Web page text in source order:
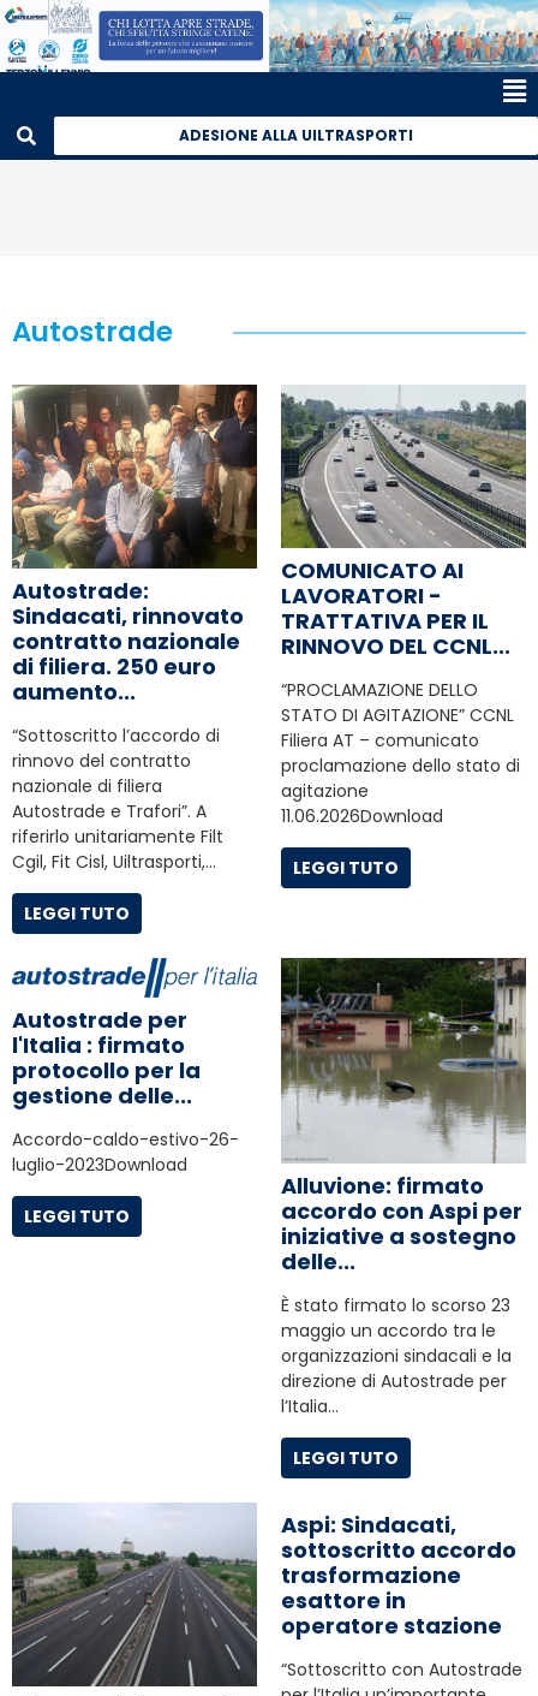
ADESIONE ALLA UILTRASPORTI
Autostrade
Autostrade:
Sindacati, rinnovato
contratto nazionale
di filiera. 250 euro
aumento...
“Sottoscritto l’accordo di
rinnovo del contratto
nazionale di filiera
Autostrade e Trafori”. A
riferirlo unitariamente Filt
Cgil, Fit Cisl, Uiltrasporti,…
LEGGI TUTO
COMUNICATO AI
LAVORATORI -
TRATTATIVA PER IL
RINNOVO DEL CCNL...
“PROCLAMAZIONE DELLO
STATO DI AGITAZIONE” CCNL
Filiera AT – comunicato
proclamazione dello stato di
agitazione
11.06.2026Download
LEGGI TUTO
Autostrade per
l'Italia : firmato
protocollo per la
gestione delle...
Accordo-caldo-estivo-26-
luglio-2023Download
LEGGI TUTO
Alluvione: firmato
accordo con Aspi per
iniziative a sostegno
delle...
È stato firmato lo scorso 23
maggio un accordo tra le
organizzazioni sindacali e la
direzione di Autostrade per
l’Italia…
LEGGI TUTO
Aspi: Sindacati,
sottoscritto accordo
trasformazione
esattore in
operatore stazione
“Sottoscritto con Autostrade